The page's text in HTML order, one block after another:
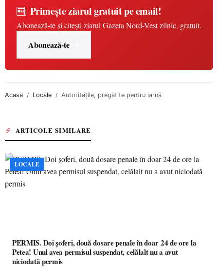
Primește ziarul gratuit pe email!
Abonează-te și citești ziarul Gazeta Nord-Vest zilnic, gratuit.
Abonează-te
Acasa Locale Autoritățile, pregătite pentru iarnă
ARTICOLE SIMILARE
LOCALE
PERMIS. Doi șoferi, două dosare penale în doar 24 de ore la
Petea! Unul avea permisul suspendat, celălalt nu a avut
niciodată permis